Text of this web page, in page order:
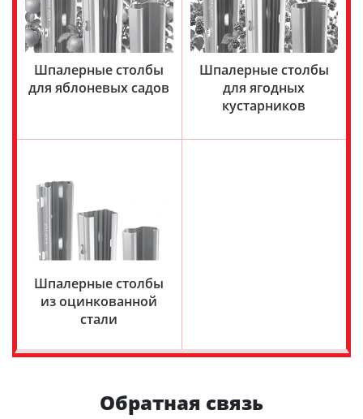
Шпалерные столбы
для яблоневых садов
Шпалерные столбы
для ягодных
кустарников
Шпалерные столбы
из оцинкованной
стали
Обратная связь